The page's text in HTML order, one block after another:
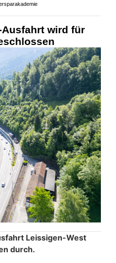
wird für
Leissigen-West
durch.